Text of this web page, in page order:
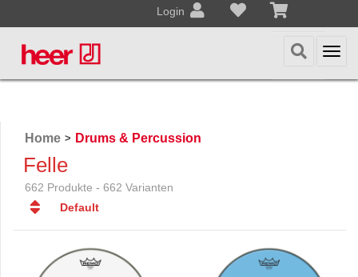
Login
Home > Drums & Percussion
Felle
662 Produkte - 662 Varianten
Default
Default
Datum